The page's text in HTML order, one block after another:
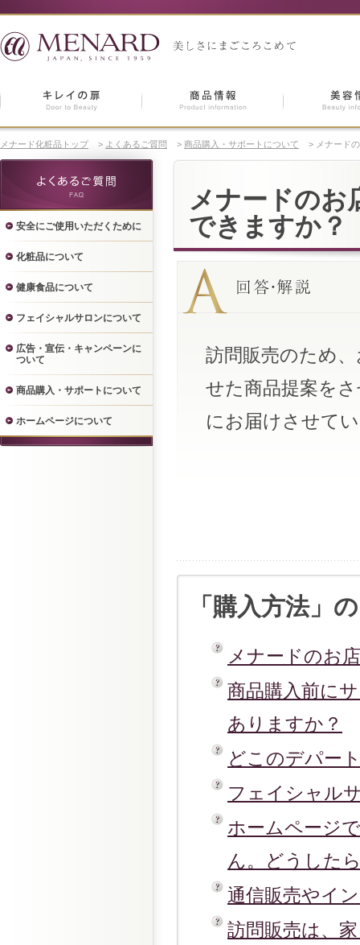
メナード化粧品トップ > よくあるご質問 > 商品購入・サポートについて > メナード
メナードのお
できますか？
訪問販売のため
せた商品提案を
にお届けさせて
「購入方法」
メナードのお
商品購入前に
ありますか？
どこのデパー
フェイシャル
ホームページ
ん。どうした
通信販売やイ
訪問販売は、
安全にご使用いただくために
化粧品について
健康食品について
フェイシャルサロンについて
広告・宣伝・キャンペーンに
ついて
商品購入・サポートについて
ホームページについて